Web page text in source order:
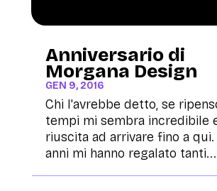
Anniversario di
Morgana Design
GEN 9, 2016
Chi l'avrebbe detto, se
tempi mi sembra incredibile
riuscita ad arrivare fino a qui.
anni mi hanno regalato tanti...